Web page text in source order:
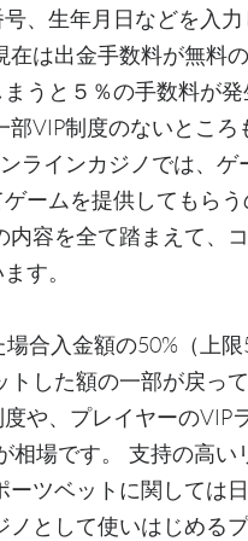
、生年月日などを入
は出金手数料が無料
うと５％の手数料が
VIP制度のないとこ
ラインカジノでは、
ームを提供してもら
容を全て踏まえて、
す。
合入金額の50%（上
した額の一部が戻っ
や、プレイヤーのVIP
相場です。 支持の高
ツベットに関しては
として使いはじめる